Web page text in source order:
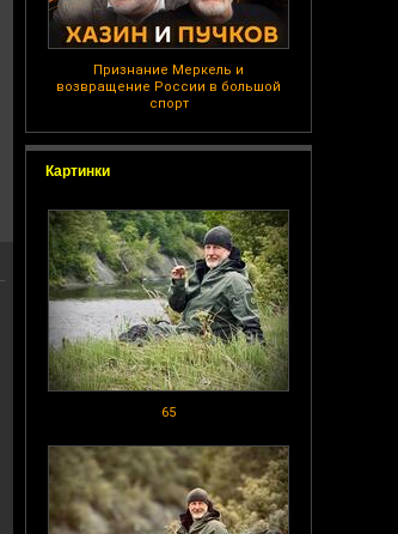
Признание Меркель и
возвращение России в большой
спорт
Картинки
65